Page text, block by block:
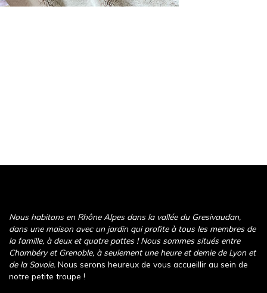
Nous habitons en Rhône Alpes dans la vallée du Gresivaudan,
dans une maison avec un jardin qui profite à tous les membres de
la famille, à deux et quatre pattes ! Nous sommes situés entre
Chambéry et Grenoble, à seulement une heure et demie de Lyon et
de la Savoie. Nous serons heureux de vous accueillir au sein de
notre petite troupe !